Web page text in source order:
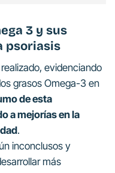
3 y sus
psoriasis
evidenciando
grasos Omega-3 en
de esta
a mejorías en la
.
inconclusos y
más